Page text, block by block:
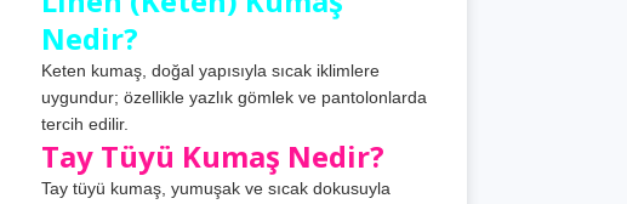
Nedir?
Keten kumaş, doğal yapısıyla sıcak iklimlere
uygundur; özellikle yazlık gömlek ve pantolonlarda
tercih edilir.
Tay Tüyü Kumaş Nedir?
Tay tüyü kumaş, yumuşak ve sıcak dokusuyla